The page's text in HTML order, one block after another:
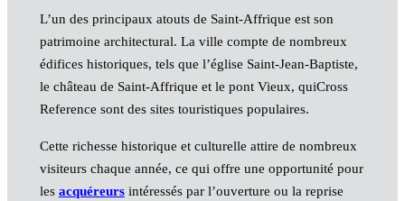
L’un des principaux atouts de Saint-Affrique est son
patrimoine architectural. La ville compte de nombreux
édifices historiques, tels que l’église Saint-Jean-Baptiste,
le château de Saint-Affrique et le pont Vieux, quiCross
Reference sont des sites touristiques populaires.
Cette richesse historique et culturelle attire de nombreux
visiteurs chaque année, ce qui offre une opportunité pour
les acquéreursintéressés par l’ouverture ou la reprise